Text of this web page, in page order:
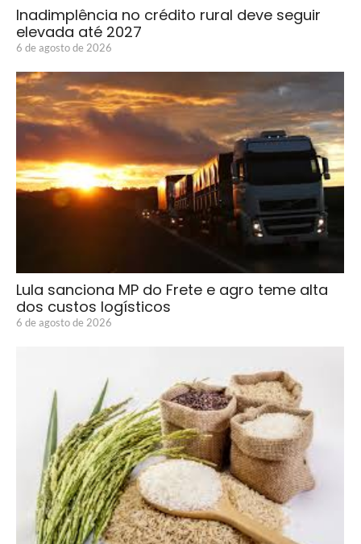
Inadimplência no crédito rural deve seguir
elevada até 2027
6 de agosto de 2026
Lula sanciona MP do Frete e agro teme alta
dos custos logísticos
6 de agosto de 2026